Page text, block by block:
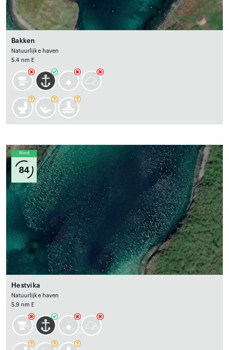
Bakken
Natuurlijke haven
5.4 nm E
Wind
84
Hestvika
Natuurlijke haven
5.9 nm E